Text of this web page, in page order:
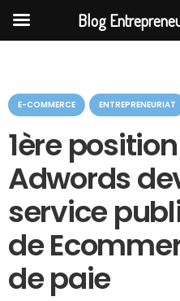
C
a
o
E-COMMERCE ENTREPRENEURIAT
1ère position
Adwords
service
de
de paie
Blog